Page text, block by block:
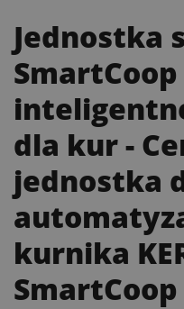
Jednostka
dla kur-
jednostka
kurnika
SmartCoop